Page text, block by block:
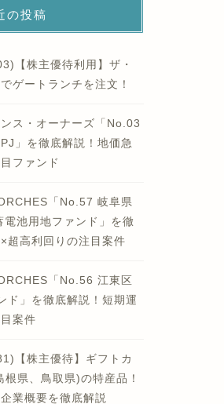
の投稿
【株主優待利用】ザ・
ゲートランチを注文！
ス・オーナーズ「No.03
」を徹底解説！地価急
ファンド
「No.57 岐阜県
池用地ファンド」を徹
超高利回りの注目案件
「No.56 江東区
ド」を徹底解説！短期運
案件
【株主優待】ギフトカ
県、鳥取県)の特産品！
業概要を徹底解説